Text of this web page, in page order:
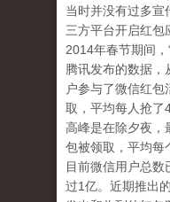
当时并没有过多宣
三方平台开启红包
2014年春节期间
腾讯发布的数据，
户参与了微信红
取，平均每人抢了
高峰是在除夕夜，
包被领取，平均每
目前微信用户总数
过1亿。近期推出